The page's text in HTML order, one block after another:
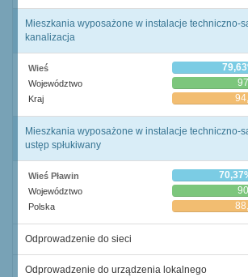
Mieszkania wyposażone w instalacje techniczno-
kanalizacja
Wieś
Województwo
Kraj
Mieszkania wyposażone w instalacje techniczno-
ustęp spłukiwany
Wieś Pławin
Województwo
Polska
Odprowadzenie do sieci
Odprowadzenie do urządzenia lokalnego